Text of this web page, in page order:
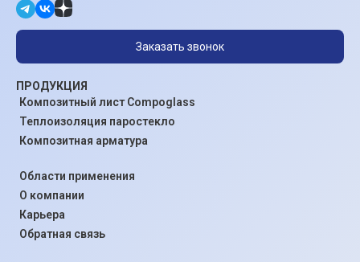
ПРОДУКЦИЯ
Композитный лист Compoglass
Теплоизоляция паростекло
Композитная арматура
Области применения
О компании
Карьера
Обратная связь
Заказать звонок